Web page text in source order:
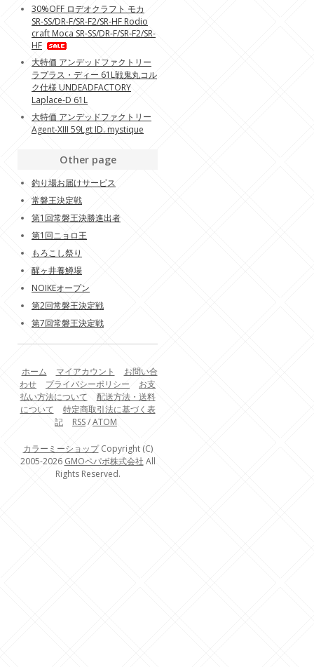
30%OFF ロデオクラフト モカ
SR-SS/DR-F/SR-F2/SR-HF Rodio
craft Moca SR-SS/DR-F/SR-F2/SR-
HF
大特価 アンデッドファクトリー
ラプラス・ディー 61L戦鬼丸コル
ク仕様 UNDEADFACTORY
Laplace-D 61L
大特価 アンデッドファクトリー
Agent-XIII 59Lgt ID. mystique
Other page
釣り場お届けサービス
常磐王決定戦
第1回常磐王決勝進出者
第1回ニョロ王
もろこし祭り
醒ヶ井養鱒場
NOIKEオープン
第2回常磐王決定戦
第7回常磐王決定戦
ホーム マイアカウント
お問い合
わせ
プライバシーポリシー
お支
払い方法について
配送方法・送料
について
特定商取引法に基づく表
記
RSS/ATOM
カラーミーショップCopyright (C)
2005-2026 GMOペパボ株式会社 All
Rights Reserved.